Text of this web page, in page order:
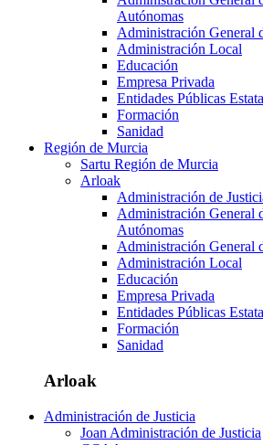
Autónomas
Administración General
Administración Local
Educación
Empresa Privada
Entidades Públicas
Formación
Sanidad
Región de Murcia
Sartu Región de Murcia
Arloak
Administración de
Administración General
Autónomas
Administración General
Administración Local
Educación
Empresa Privada
Entidades Públicas
Formación
Sanidad
Arloak
Administración de Justicia
Joan Administración de Justicia